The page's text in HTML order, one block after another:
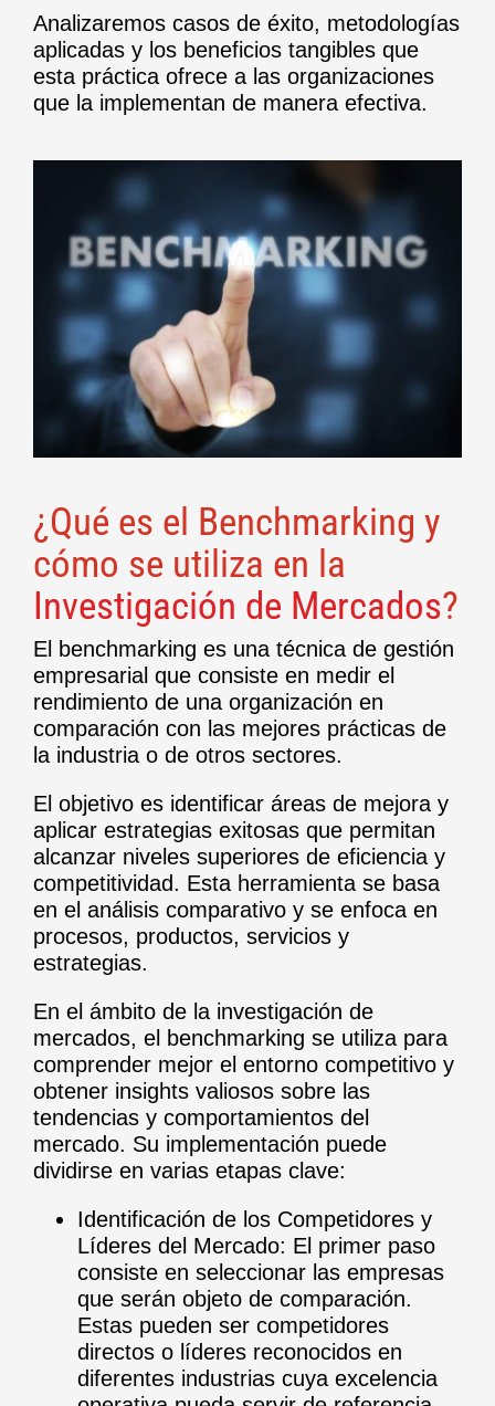
Analizaremos casos de éxito, metodologías
aplicadas y los beneficios tangibles que
esta práctica ofrece a las organizaciones
que la implementan de manera efectiva.
¿Qué es el Benchmarking y
cómo se utiliza en la
Investigación de Mercados?
El benchmarking es una técnica de gestión
empresarial que consiste en medir el
rendimiento de una organización en
comparación con las mejores prácticas de
la industria o de otros sectores.
El objetivo es identificar áreas de mejora y
aplicar estrategias exitosas que permitan
alcanzar niveles superiores de eficiencia y
competitividad. Esta herramienta se basa
en el análisis comparativo y se enfoca en
procesos, productos, servicios y
estrategias.
En el ámbito de la investigación de
mercados, el benchmarking se utiliza para
comprender mejor el entorno competitivo y
obtener insights valiosos sobre las
tendencias y comportamientos del
mercado. Su implementación puede
dividirse en varias etapas clave:
Identificación de los Competidores y
Líderes del Mercado: El primer paso
consiste en seleccionar las empresas
que serán objeto de comparación.
Estas pueden ser competidores
directos o líderes reconocidos en
diferentes industrias cuya excelencia